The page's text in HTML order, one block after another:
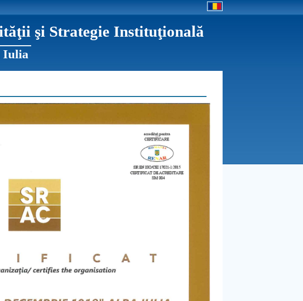
şi Strategie Instituţională
Iulia